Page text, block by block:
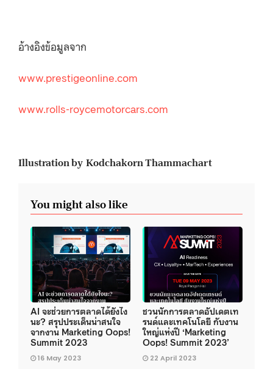
อ้างอิงข้อมูลจาก
www.prestigeonline.com
www.rolls-roycemotorcars.com
Illustration by Kodchakorn Thammachart
You might also like
AI จะช่วยการตลาดได้ยังไง
นะ? สรุปประเด็นน่าสนใจ
จากงาน Marketing Oops!
Summit 2023
16 May 2023
ชวนนักการตลาดอัปเดตเท
รนด์และเทคโนโลยี กับงาน
ใหญ่แห่งปี ‘Marketing
Oops! Summit 2023’
22 April 2023